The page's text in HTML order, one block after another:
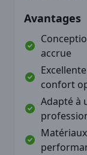
Avantages
accrue
confort
Adapté à